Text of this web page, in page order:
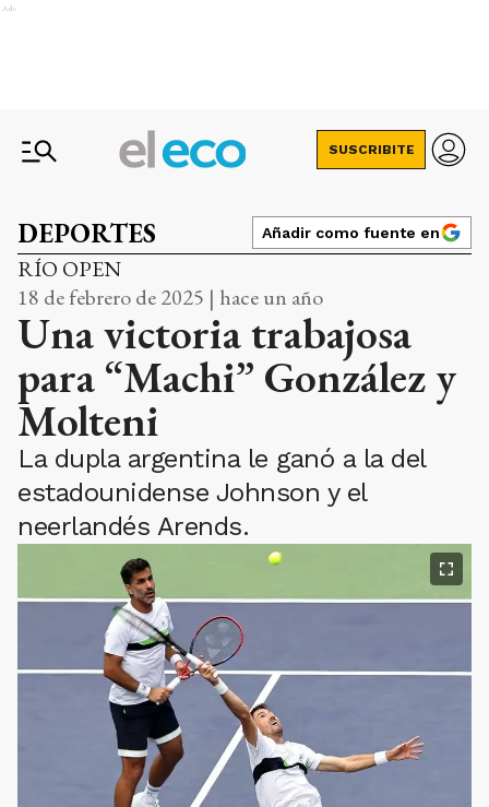
Ads
SUSCRIBITE
DEPORTES Añadir como fuente en
RÍO OPEN
18 de febrero de 2025 | hace un año
Una victoria trabajosa
para “Machi” González y
Molteni
La dupla argentina le ganó a la del
estadounidense Johnson y el
neerlandés Arends.